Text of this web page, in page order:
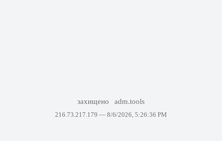
захищено adm.tools
216.73.217.179 — 8/6/2026, 5:26:36 PM